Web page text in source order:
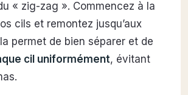
« zig-zag ». Commencez à la
cils et remontez jusqu’aux
permet de bien séparer et de
cil uniformément, évitant